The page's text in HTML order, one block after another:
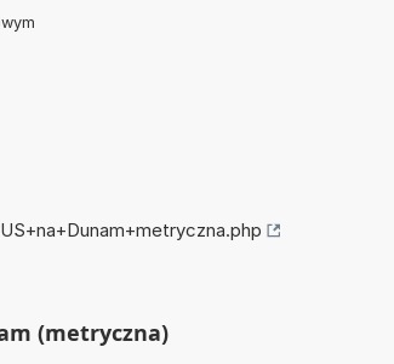
(metryczna)